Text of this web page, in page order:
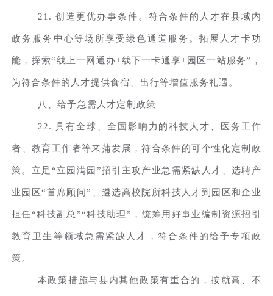
21. 创造更优办事条件。符合条件的人才在县域内
政务服务中心等场所享受绿色通道服务。拓展人才卡功
能，探索“线上一网通办+线下一卡通享+园区一站服务”，
为符合条件的人才提供食宿、出行等增值服务礼遇。
八、给予急需人才定制政策
22. 具有全球、全国影响力的科技人才、医务工作
者、教育工作者等来蒲发展，符合条件的可个性化定制政
策。立足“立园满园”招引主攻产业急需紧缺人才、选聘产
业园区“首席顾问”、遴选高校院所科技人才到园区和企业
担任“科技副总”“科技助理”，统筹用好事业编制资源招引
教育卫生等领域急需紧缺人才，符合条件的给予专项政
策。
本政策措施与县内其他政策有重合的，按就高、不